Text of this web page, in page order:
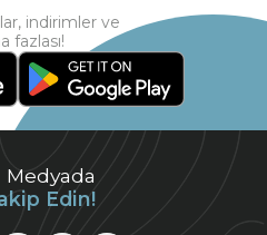
Medyada
Edin!
indirimler ve
fazlası!